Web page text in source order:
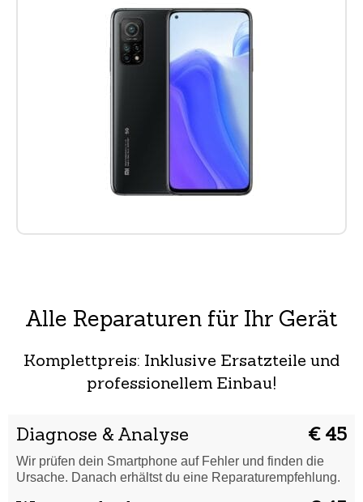
Alle Reparaturen für Ihr Gerät
Komplettpreis: Inklusive Ersatzteile und
professionellem Einbau!
Diagnose & Analyse € 45
Wir prüfen dein Smartphone auf Fehler und finden die
Ursache. Danach erhältst du eine Reparaturempfehlung.